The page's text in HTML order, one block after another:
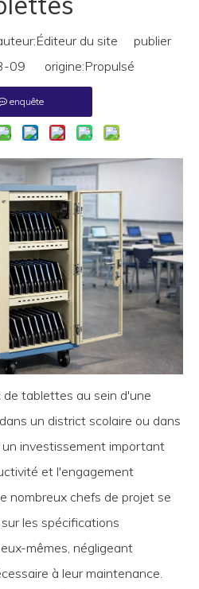
du site publier
09 origine:Propulsé
enquête
tablettes au sein d'une
un district scolaire ou dans
investissement important
et l'engagement
nombreux chefs de projet se
les spécifications
mêmes, négligeant
à leur maintenance.